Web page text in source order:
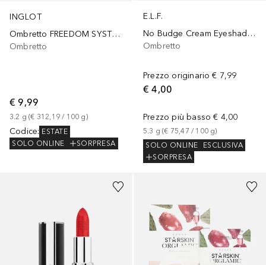
INGLOT
Ombretto FREEDOM SYSTEM AMC SHINE 35
Ombretto
€ 9,99
3.2 g (€ 312,19 / 100 g)
Codice: ESTATE
SOLO ONLINE
SORPRESA
E.L.F.
No Budge Cream Eyeshadow
Ombretto
Prezzo originario € 7,99
€ 4,00
Prezzo più basso € 4,00
5.3 g (€ 75,47 / 100 g)
SOLO ONLINE
ESCLUSIVA
SORPRESA